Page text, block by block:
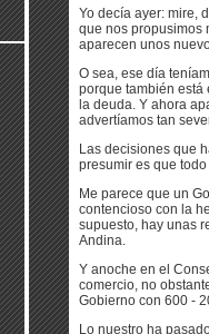
Yo decía ayer: mire,
que nos propusimos
aparecen unos
O sea, ese día
porque también está
la deuda. Y ahora
advertíamos tan
Las decisiones que
presumir es que
Me parece que un
contencioso con la
supuesto, hay unas
Andina.
Y anoche en el
comercio, no
Gobierno con 600 -
Lo nuestro ha